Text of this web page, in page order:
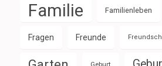
Familie Familienleben
Fragen Freunde
Geburt